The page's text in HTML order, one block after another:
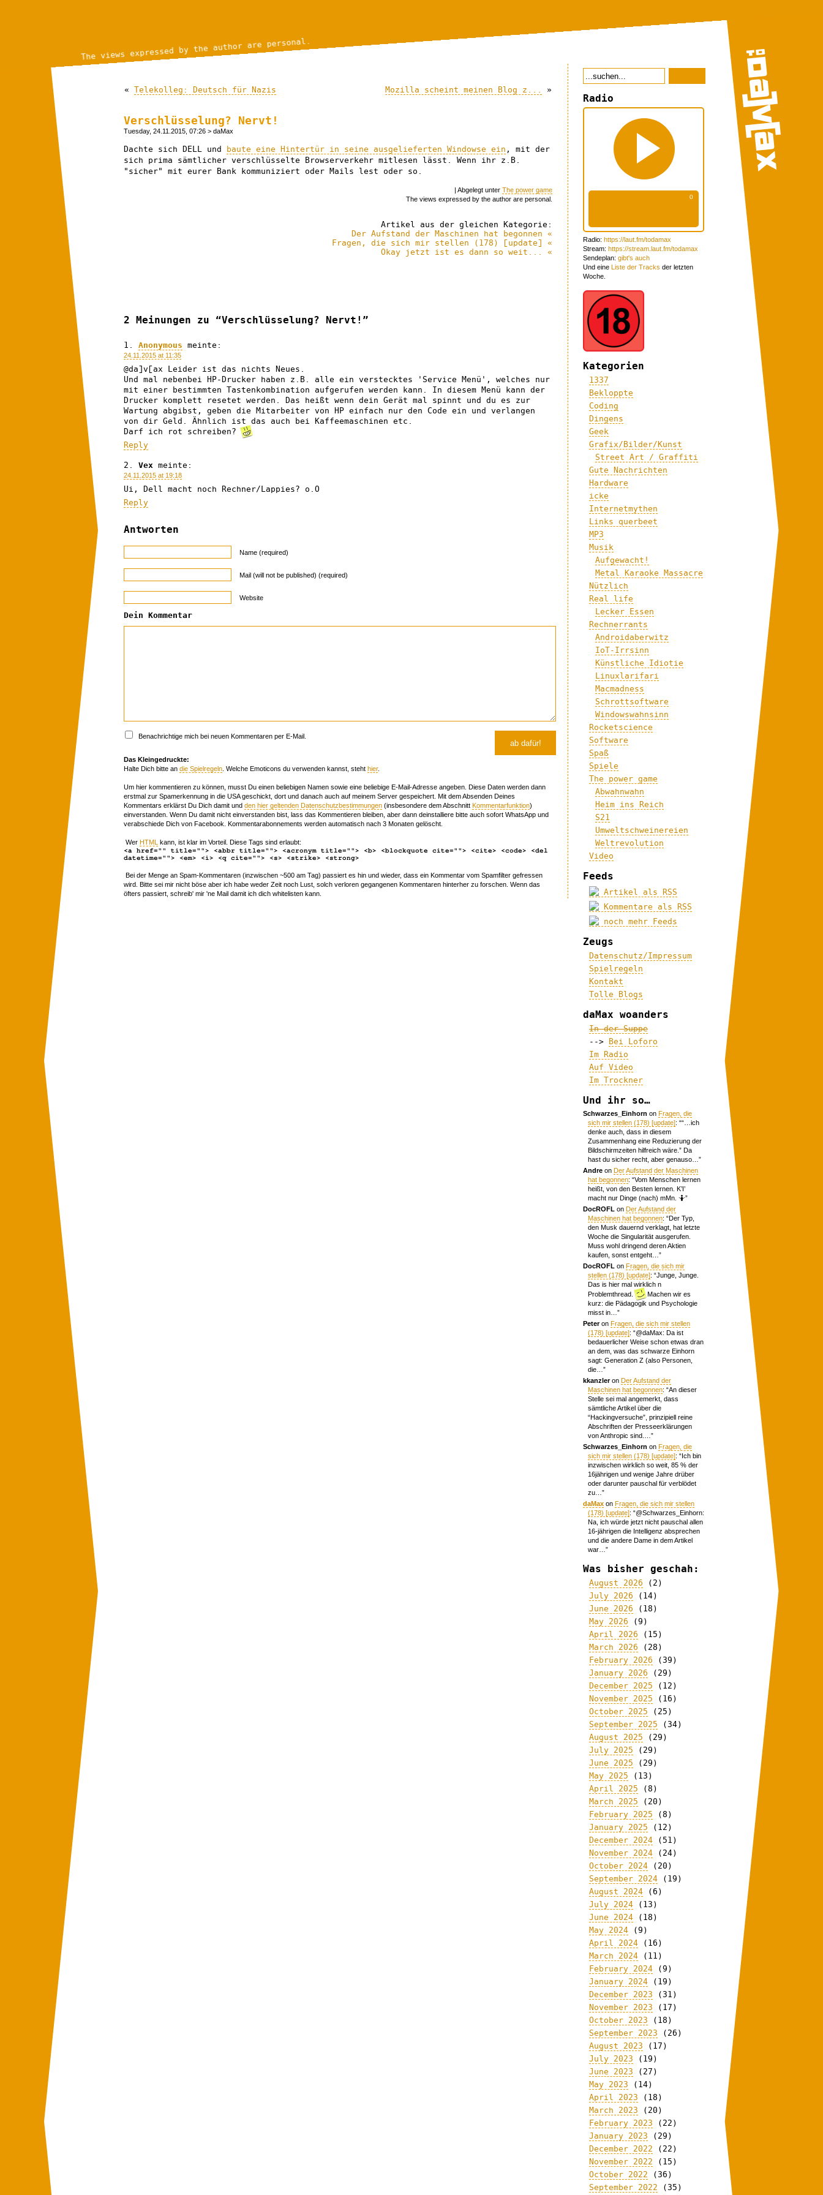
The views expressed by the author are personal.
« Telekolleg: Deutsch für Nazis Mozilla scheint meinen Blog z... »
Verschlüsselung? Nervt!
Tuesday, 24.11.2015, 07:26 > daMax
Dachte sich DELL und baute eine Hintertür in seine ausgelieferten Windowse ein , mit der
sich prima sämtlicher verschlüsselte Browserverkehr mitlesen lässt. Wenn ihr z.B.
"sicher" mit eurer Bank kommuniziert oder Mails lest oder so.
| Abgelegt unter The power game
The views expressed by the author are personal.
Artikel aus der gleichen Kategorie:
Der Aufstand der Maschinen hat begonnen «
Fragen, die sich mir stellen (178) [update] «
Okay jetzt ist es dann so weit... «
2 Meinungen zu “Verschlüsselung? Nervt!”
Anonymous meinte:
24.11.2015 at 11:35
@da]v[ax Leider ist das nichts Neues.
Und mal nebenbei HP-Drucker haben z.B. alle ein verstecktes 'Service Menü', welches nur
mit einer bestimmten Tastenkombination aufgerufen werden kann. In diesem Menü kann der
Drucker komplett resetet werden. Das heißt wenn dein Gerät mal spinnt und du es zur
Wartung abgibst, geben die Mitarbeiter von HP einfach nur den Code ein und verlangen
von dir Geld. Ähnlich ist das auch bei Kaffeemaschinen etc.
Darf ich rot schreiben?
Reply
Vex meinte:
24.11.2015 at 19:18
Ui, Dell macht noch Rechner/Lappies? o.O
Reply
Antworten
Name (required)
Mail (will not be published) (required)
Website
Dein Kommentar
Benachrichtige mich bei neuen Kommentaren per E-Mail.
Das Kleingedruckte:
Halte Dich bitte an die Spielregeln . Welche Emoticons du verwenden kannst, steht hier.
Um hier kommentieren zu können, musst Du einen beliebigen Namen sowie eine beliebige E-Mail-Adresse angeben. Diese Daten werden dann
erstmal zur Spamerkennung in die USA geschickt, dort und danach auch auf meinem Server gespeichert. Mit dem Absenden Deines
Kommentars erklärst Du Dich damit und den hier geltenden Datenschutzbestimmungen (insbesondere dem Abschnitt Kommentarfunktion)
einverstanden. Wenn Du damit nicht einverstanden bist, lass das Kommentieren bleiben, aber dann deinstalliere bitte auch sofort WhatsApp und
verabschiede Dich von Facebook. Kommentarabonnements werden automatisch nach 3 Monaten gelöscht.
Wer HTML kann, ist klar im Vorteil. Diese Tags sind erlaubt:
<a href="" title=""> <abbr title=""> <acronym title=""> <b> <blockquote cite=""> <cite> <code> <del
datetime=""> <em> <i> <q cite=""> <s> <strike> <strong>
Bei der Menge an Spam-Kommentaren (inzwischen ~500 am Tag) passiert es hin und wieder, dass ein Kommentar vom Spamfilter gefressen
wird. Bitte sei mir nicht böse aber ich habe weder Zeit noch Lust, solch verloren gegangenen Kommentaren hinterher zu forschen. Wenn das
öfters passiert, schreib' mir 'ne Mail damit ich dich whitelisten kann.
Radio
Radio: https://laut.fm/todamax
Stream: https://stream.laut.fm/todamax
Sendeplan: gibt's auch
Und eine Liste der Tracks der letzten
Woche.
Kategorien
1337
Bekloppte
Coding
Dingens
Geek
Grafix/Bilder/Kunst
Street Art / Graffiti
Gute Nachrichten
Hardware
icke
Internetmythen
Links querbeet
MP3
Musik
Aufgewacht!
Metal Karaoke Massacre
Nützlich
Real life
Lecker Essen
Rechnerrants
Androidaberwitz
IoT-Irrsinn
Künstliche Idiotie
Linuxlarifari
Macmadness
Schrottsoftware
Windowswahnsinn
Rocketscience
Software
Spaß
Spiele
The power game
Abwahnwahn
Heim ins Reich
S21
Umweltschweinereien
Weltrevolution
Video
Feeds
Artikel als RSS
Kommentare als RSS
noch mehr Feeds
Zeugs
Datenschutz/Impressum
Spielregeln
Kontakt
Tolle Blogs
daMax woanders
In der Suppe
-->
Bei Loforo
Im Radio
Auf Video
Im Trockner
Und ihr so…
Schwarzes_Einhorn onFragen, die
sich mir stellen (178) [update]: ““…ich
denke auch, dass in diesem
Zusammenhang eine Reduzierung der
Bildschirmzeiten hilfreich wäre.” Da
hast du sicher recht, aber genauso… ”
Andre onDer Aufstand der Maschinen
hat begonnen: “Vom Menschen lernen
heißt, von den Besten lernen. K’I’
macht nur Dinge (nach) mMn. 🤷”
DocROFL onDer Aufstand der
Maschinen hat begonnen: “Der Typ,
den Musk dauernd verklagt, hat letzte
Woche die Singularität ausgerufen.
Muss wohl dringend deren Aktien
kaufen, sonst entgeht… ”
DocROFL onFragen, die sich mir
stellen (178) [update]: “Junge, Junge.
Das is hier mal wirklich n
Problemthread.
Machen wir es
kurz: die Pädagogik und Psychologie
misst in… ”
PeteronFragen, die sich mir stellen
(178) [update]: “@daMax: Da ist
bedauerlicher Weise schon etwas dran
an dem, was das schwarze Einhorn
sagt: Generation Z (also Personen,
die… ”
kkanzleronDer Aufstand der
Maschinen hat begonnen: “An dieser
Stelle sei mal angemerkt, dass
sämtliche Artikel über die
“Hackingversuche”, prinzipiell reine
Abschriften der Presseerklärungen
von Anthropic sind.… ”
Schwarzes_Einhorn onFragen, die
sich mir stellen (178) [update]: “Ich bin
inzwischen wirklich so weit, 85 % der
16jährigen und wenige Jahre drüber
oder darunter pauschal für verblödet
zu… ”
daMax onFragen, die sich mir stellen
(178) [update]: “@Schwarzes_Einhorn:
Na, ich würde jetzt nicht pauschal allen
16-jährigen die Intelligenz absprechen
und die andere Dame in dem Artikel
war… ”
Was bisher geschah:
August 2026 (2)
July 2026 (14)
June 2026 (18)
May 2026 (9)
April 2026 (15)
March 2026 (28)
February 2026 (39)
January 2026 (29)
December 2025 (12)
November 2025 (16)
October 2025 (25)
September 2025 (34)
August 2025 (29)
July 2025 (29)
June 2025 (29)
May 2025 (13)
April 2025 (8)
March 2025 (20)
February 2025 (8)
January 2025 (12)
December 2024 (51)
November 2024 (24)
October 2024 (20)
September 2024 (19)
August 2024 (6)
July 2024 (13)
June 2024 (18)
May 2024 (9)
April 2024 (16)
March 2024 (11)
February 2024 (9)
January 2024 (19)
December 2023 (31)
November 2023 (17)
October 2023 (18)
September 2023 (26)
August 2023 (17)
July 2023 (19)
June 2023 (27)
May 2023 (14)
April 2023 (18)
March 2023 (20)
February 2023 (22)
January 2023 (29)
December 2022 (22)
November 2022 (15)
October 2022 (36)
September 2022 (35)